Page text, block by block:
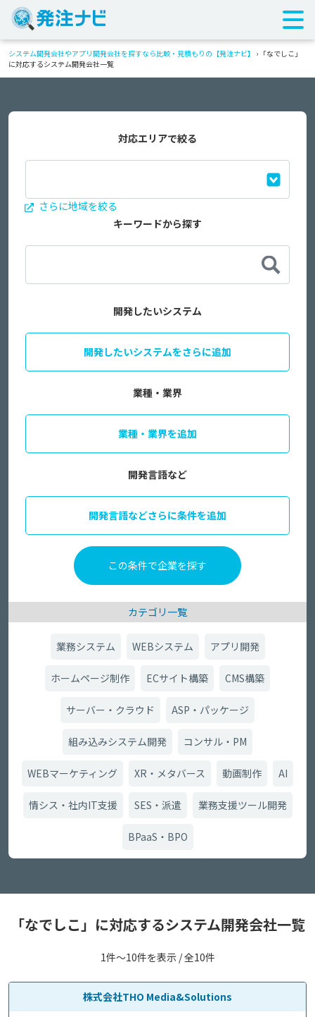
システム開発会社やアプリ開発会社を探すなら比較・見積もりの【発注ナビ】 › 「なでしこ」
に対応するシステム開発会社一覧
対応エリアで絞る
さらに地域を絞る
キーワードから探す
開発したいシステム
開発したいシステムをさらに追加
業種・業界
業種・業界を追加
開発言語など
開発言語などさらに条件を追加
カテゴリ一覧
業務システム WEBシステム アプリ開発
ホームページ制作 ECサイト構築 CMS構築
サーバー・クラウド ASP・パッケージ
組み込みシステム開発 コンサル・PM
WEBマーケティング XR・メタバース 動画制作 AI
情シス・社内IT支援 SES・派遣 業務支援ツール開発
BPaaS・BPO
「なでしこ」に対応するシステム開発会社一覧
1件〜10件を表示 / 全10件
株式会社THO Media&Solutions